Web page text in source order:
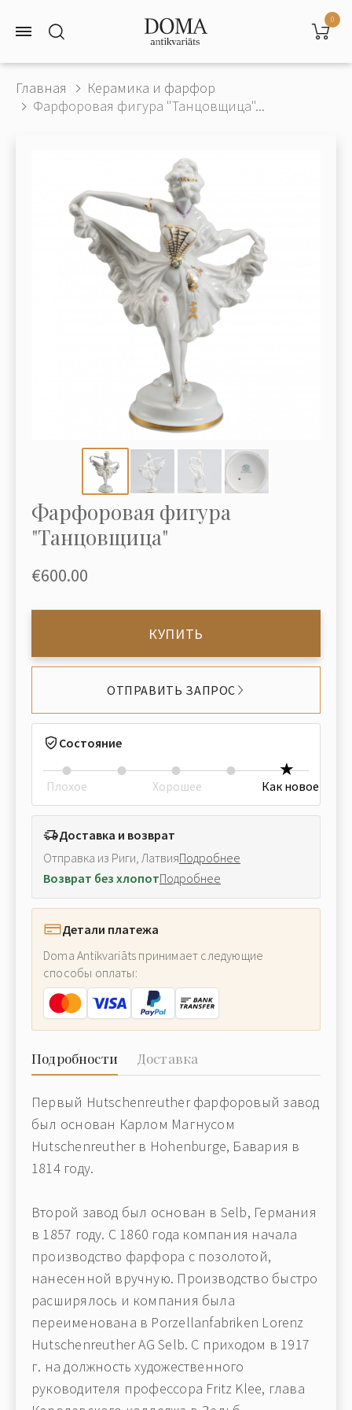
0
Главная
Керамика и фарфор
Фарфоровая фигура "Танцовщица"...
Фарфоровая фигура
"Танцовщица"
€600.00
КУПИТЬ
ОТПРАВИТЬ ЗАПРОС
Состояние
Плохое Хорошее Как новое
Доставка и возврат
Отправка из Риги, ЛатвияПодробнее
Возврат без хлопотПодробнее
Детали платежа
Doma Antikvariāts принимает следующие
способы оплаты:
Подробности Доставка
Первый Hutschenreuther фарфоровый завод
был основан Карлом Магнусом
Hutschenreuther в Hohenburgе, Бавария в
1814 году.
Второй завод был основан в Selb, Германия
в 1857 году. С 1860 года компания начала
производство фарфора с позолотой,
нанесенной вручную. Производство быстро
расширялось и компания была
переименована в Porzellanfabriken Lorenz
Hutschenreuther AG Selb. С приходом в 1917
г. на должность художественного
руководителя профессора Fritz Klee, глава